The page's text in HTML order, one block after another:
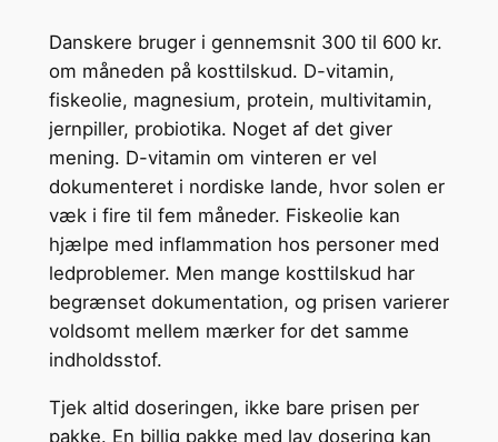
Danskere bruger i gennemsnit 300 til 600 kr.
om måneden på kosttilskud. D-vitamin,
fiskeolie, magnesium, protein, multivitamin,
jernpiller, probiotika. Noget af det giver
mening. D-vitamin om vinteren er vel
dokumenteret i nordiske lande, hvor solen er
væk i fire til fem måneder. Fiskeolie kan
hjælpe med inflammation hos personer med
ledproblemer. Men mange kosttilskud har
begrænset dokumentation, og prisen varierer
voldsomt mellem mærker for det samme
indholdsstof.
Tjek altid doseringen, ikke bare prisen per
pakke. En billig pakke med lav dosering kan